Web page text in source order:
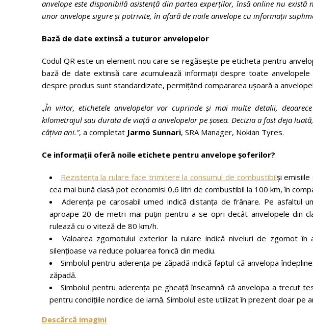
anvelope este disponibilă asistență din partea experților, însă online nu
unor anvelope sigure și potrivite, în afară de noile anvelope cu informații
Bază de date extinsă a tuturor anvelopelor
Codul QR este un element nou care se regăsește pe eticheta pentru
bază de date extinsă care acumulează informații despre toate
despre produs sunt standardizate, permițând compararea ușoară a
„În viitor, etichetele anvelopelor vor cuprinde și mai multe detalii,
kilometrajul sau durata de viață a anvelopelor pe șosea. Decizia a fost deja
câțiva ani.”, a completat Jarmo Sunnari, SRA Manager, Nokian Tyres.
Ce informații oferă noile etichete pentru anvelope șoferilor?
Rezistența la rulare face trimitere la consumul de combustibilși
cea mai bună clasă pot economisi 0,6 litri de combustibil la 100 km, în
Aderența pe carosabil umed indică distanța de frânare. Pe asfaltul
aproape 20 de metri mai puțin pentru a se opri decât anvelopele din
rulează cu o viteză de 80 km/h.
Valoarea zgomotului exterior la rulare indică niveluri de zgomot în
silențioase va reduce poluarea fonică din mediu.
Simbolul pentru aderența pe zăpadă indică faptul că anvelopa
zăpadă.
Simbolul pentru aderența pe gheață înseamnă că anvelopa a trecut
pentru condițiile nordice de iarnă. Simbolul este utilizat în prezent doar pe
Descărcă imagini